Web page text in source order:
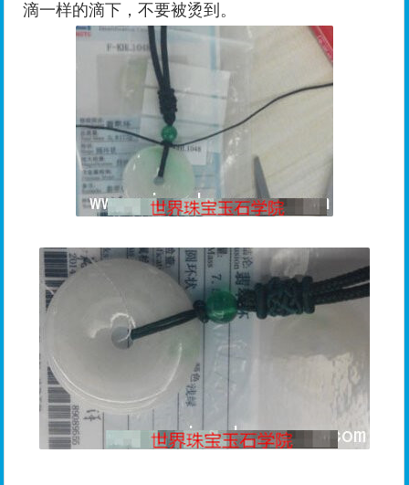
滴一样的滴下，不要被烫到。